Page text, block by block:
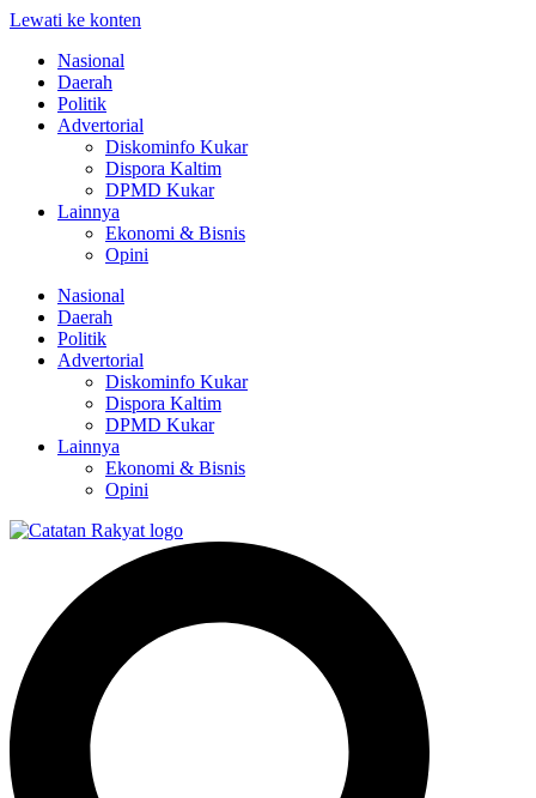
Lewati ke konten
Nasional
Daerah
Politik
Advertorial
Diskominfo Kukar
Dispora Kaltim
DPMD Kukar
Lainnya
Ekonomi & Bisnis
Opini
Nasional
Daerah
Politik
Advertorial
Diskominfo Kukar
Dispora Kaltim
DPMD Kukar
Lainnya
Ekonomi & Bisnis
Opini